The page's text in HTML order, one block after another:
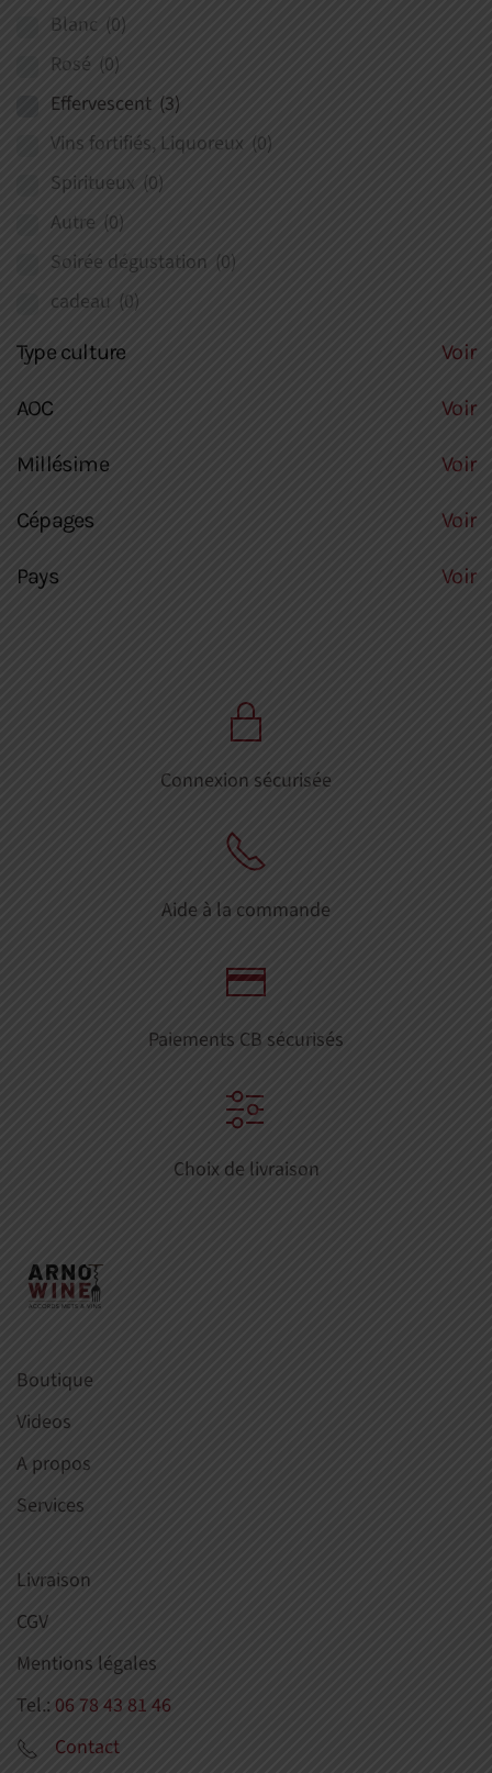
Blanc (0)
Rosé (0)
Effervescent (3)
Vins fortifiés, Liquoreux (0)
Spiritueux (0)
Autre (0)
Soirée dégustation (0)
cadeau (0)
Type culture Voir
AOC Voir
Millésime Voir
Cépages Voir
Pays Voir
Connexion sécurisée
Aide à la commande
Paiements CB sécurisés
Choix de livraison
Boutique
Videos
A propos
Services
Livraison
CGV
Mentions légales
Tel.: 06 78 43 81 46
Contact